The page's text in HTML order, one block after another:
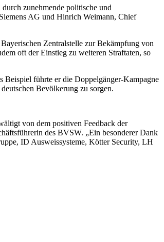
zunehmende politische und
AG und Hinrich Weimann, Chief
Zentralstelle zur Bekämpfung von
oft der Einstieg zu weiteren Straftaten, so
Beispiel führte er die Doppelgänger-Kampagne
Bevölkerung zu sorgen.
von dem positiven Feedback der
des BVSW. „Ein besonderer Dank
ID Ausweissysteme, Kötter Security, LH